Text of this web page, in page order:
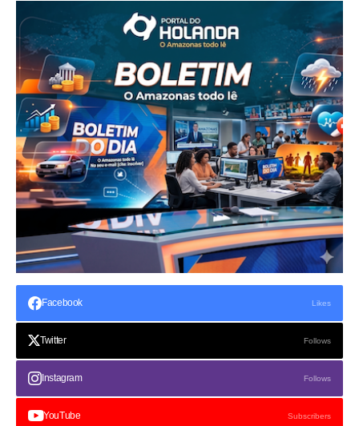
Facebook Likes
Twitter Follows
Instagram Follows
YouTube Subscribers